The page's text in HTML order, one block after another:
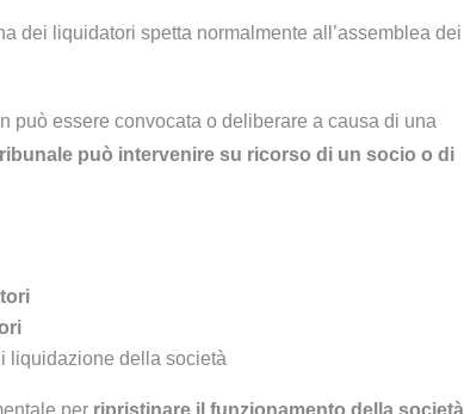
dei liquidatori spetta normalmente all’assemblea dei
può essere convocata o deliberare a causa di una
può intervenire su ricorso di un socio o di
liquidazione della società
per ripristinare il funzionamento della società